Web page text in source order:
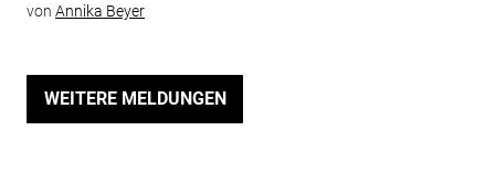
von Annika Beyer
WEITERE MELDUNGEN